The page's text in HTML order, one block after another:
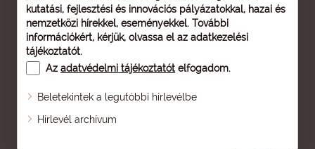
kutatási, fejlesztési és innovációs pályázatokkal, hazai és
nemzetközi hírekkel, eseményekkel. További
információkért, kérjük, olvassa el az adatkezelési
tájékoztatót.
Az adatvédelmi tájékoztatót elfogadom.
Beletekintek a legutóbbi hírlevélbe
Hírlevél archívum
Oldaltérkép